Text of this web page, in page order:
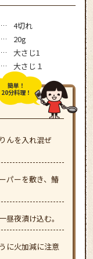
4切れ
20g
大さじ1
大さじ１
簡単！
20分料理！
んを入れ混ぜ
パーを敷き、鰆
昼夜漬け込む。
に火加減に注意